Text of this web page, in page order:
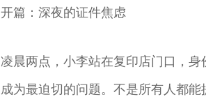
开篇：深夜的证件焦虑
凌晨两点，小李站在复印店门口，
成为最迫切的问题。不是所有人都